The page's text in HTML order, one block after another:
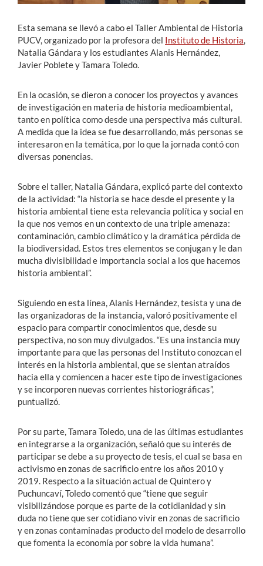
Esta semana se llevó a cabo el Taller Ambiental de Historia
PUCV, organizado por la profesora del Instituto de Historia
Natalia Gándara y los estudiantes Alanis Hernández,
Javier Poblete y Tamara Toledo.
En la ocasión, se dieron a conocer los proyectos y avances
de investigación en materia de historia medioambiental,
tanto en política como desde una perspectiva más cultural.
A medida que la idea se fue desarrollando, más personas se
interesaron en la temática, por lo que la jornada contó con
diversas ponencias.
Sobre el taller, Natalia Gándara, explicó parte del contexto
de la actividad: “la historia se hace desde el presente y la
historia ambiental tiene esta relevancia política y social en
la que nos vemos en un contexto de una triple amenaza:
contaminación, cambio climático y la dramática pérdida de
la biodiversidad. Estos tres elementos se conjugan y le dan
mucha divisibilidad e importancia social a los que hacemos
historia ambiental”.
Siguiendo en esta línea, Alanis Hernández, tesista y una de
las organizadoras de la instancia, valoró positivamente el
espacio para compartir conocimientos que, desde su
perspectiva, no son muy divulgados. “Es una instancia muy
importante para que las personas del Instituto conozcan el
interés en la historia ambiental, que se sientan atraídos
hacia ella y comiencen a hacer este tipo de investigaciones
y se incorporen nuevas corrientes historiográficas”,
puntualizó.
Por su parte, Tamara Toledo, una de las últimas estudiantes
en integrarse a la organización, señaló que su interés de
participar se debe a su proyecto de tesis, el cual se basa en
activismo en zonas de sacrificio entre los años 2010 y
2019. Respecto a la situación actual de Quintero y
Puchuncaví, Toledo comentó que “tiene que seguir
visibilizándose porque es parte de la cotidianidad y sin
duda no tiene que ser cotidiano vivir en zonas de sacrificio
y en zonas contaminadas producto del modelo de desarrollo
que fomenta la economía por sobre la vida humana”.